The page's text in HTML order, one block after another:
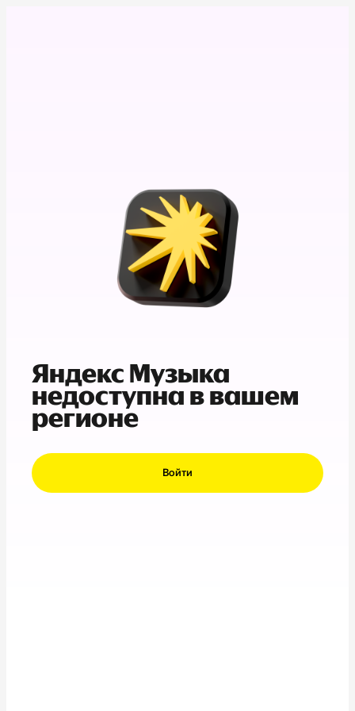
Яндекс Музыка
недоступна в вашем
регионе
Войти